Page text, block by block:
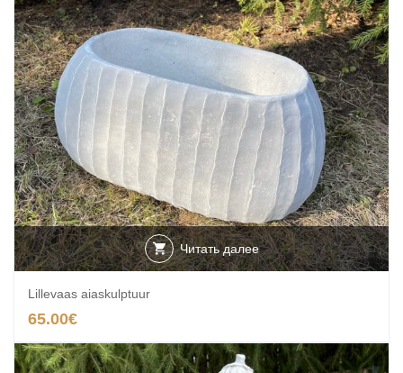
Читать далее
Lillevaas aiaskulptuur
65.00€